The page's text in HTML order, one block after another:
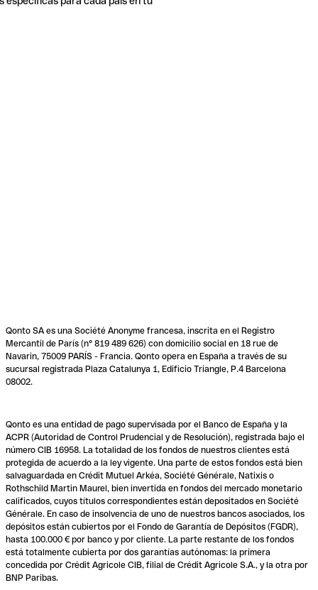
Qonto SA es una Société Anonyme francesa, inscrita en el Registro
Mercantil de París (n° 819 489 626) con domicilio social en 18 rue de
Navarin, 75009 PARÍS - Francia. Qonto opera en España a través de su
sucursal registrada Plaza Catalunya 1, Edificio Triangle, P.4 Barcelona
08002.
Qonto es una entidad de pago supervisada por el Banco de España y la
ACPR (Autoridad de Control Prudencial y de Resolución), registrada bajo el
número CIB 16958. La totalidad de los fondos de nuestros clientes está
protegida de acuerdo a la ley vigente. Una parte de estos fondos está bien
salvaguardada en Crédit Mutuel Arkéa, Société Générale, Natixis o
Rothschild Martin Maurel, bien invertida en fondos del mercado monetario
calificados, cuyos títulos correspondientes están depositados en Société
Générale. En caso de insolvencia de uno de nuestros bancos asociados, los
depósitos están cubiertos por el Fondo de Garantía de Depósitos (FGDR),
hasta 100.000 € por banco y por cliente. La parte restante de los fondos
está totalmente cubierta por dos garantías autónomas: la primera
concedida por Crédit Agricole CIB, filial de Crédit Agricole S.A., y la otra por
BNP Paribas.